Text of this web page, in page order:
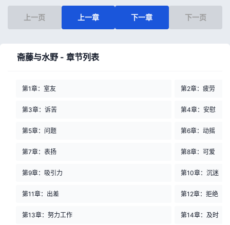
上一页 上一章 下一章 下一页
斋藤与水野 - 章节列表
第1章：室友 第2章：疲劳
第3章：诉苦 第4章：安慰
第5章：问题 第6章：动摇
第7章：表扬 第8章：可爱
第9章：吸引力 第10章：沉迷
第11章：出差 第12章：拒绝
第13章：努力工作 第14章：及时